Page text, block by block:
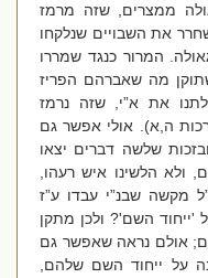
ממצרים, שזה מרמז
את השבויים שנלקחו
המרור כנגד שמררו
מה שאברהם הפריז
את א”י, שזה נרמז
ה,א). אולי אפשר גם
שלשה דברים יצאו
הלשינו איש רעהו,
שבנ”י עבדו ע”ז
השם'? ולכן מתקן
אולם נראה שאפשר גם
על ייחוד השם שלהם,